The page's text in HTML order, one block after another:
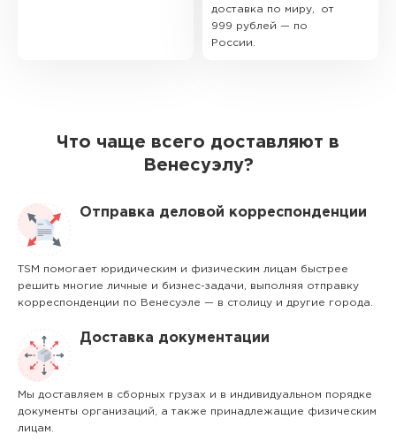
доставка по миру, от
999 рублей — по
России.
Что чаще всего доставляют в
Венесуэлу?
Отправка деловой корреспонденции
TSM помогает юридическим и физическим лицам быстрее
решить многие личные и бизнес-задачи, выполняя отправку
корреспонденции по Венесуэле — в столицу и другие города.
Доставка документации
Мы доставляем в сборных грузах и в индивидуальном порядке
документы организаций, а также принадлежащие физическим
лицам.